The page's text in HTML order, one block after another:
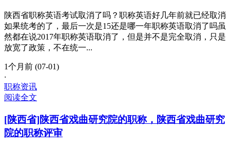
陕西省职称英语考试取消了吗？职称英语好几年前就已经取消
如果统考的了，最后一次是15还是哪一年职称英语取消了吗虽
然都在说2017年职称英语取消了，但是并不是完全取消，只是
放宽了政策，不在统一...
1个月前 (07-01)
·
职称资讯
阅读全文
[陕西省]陕西省戏曲研究院的职称，陕西省戏曲研究
院的职称评审